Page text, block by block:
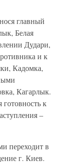
главный
Белая
Дудари,
и к
Кадомка,
Кагарлык.
готовность к
–
переходит в
г. Киев.